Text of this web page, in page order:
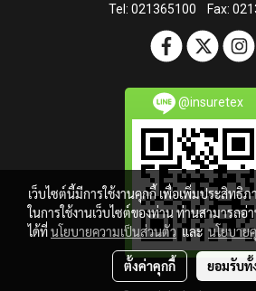
Tel: 021365100 Fax:
@insuretex
เว็บไซต์นี้มีการใช้งานคุกกี้ เพื่อเพิ่มประสิทธิ
ในการใช้งานเว็บไซต์ของท่าน ท่านสามารถอ่
ได้ที่นโยบายความเป็นส่วนตัวและ นโยบาย
ตั้งค่าคุกกี้ ยอมรับทั้